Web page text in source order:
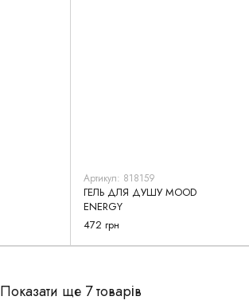
Артикул: 818159
ГЕЛЬ ДЛЯ ДУШУ MOOD
ENERGY
472 грн
Показати ще 7 товарів